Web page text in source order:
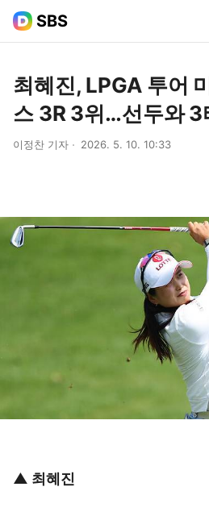
SBS
최혜진, LPGA 투어
스 3R 3위…선두와 3
이정찬 기자 2026. 5. 10. 10:33
▲ 최혜진